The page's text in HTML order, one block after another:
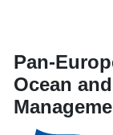
Pan-
Ocean